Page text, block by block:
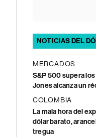
NOTICIAS DEL
MERCADOS
S&P 500 supera
Jones alcanza un
COLOMBIA
La mala hora del
dólar barato,
tregua